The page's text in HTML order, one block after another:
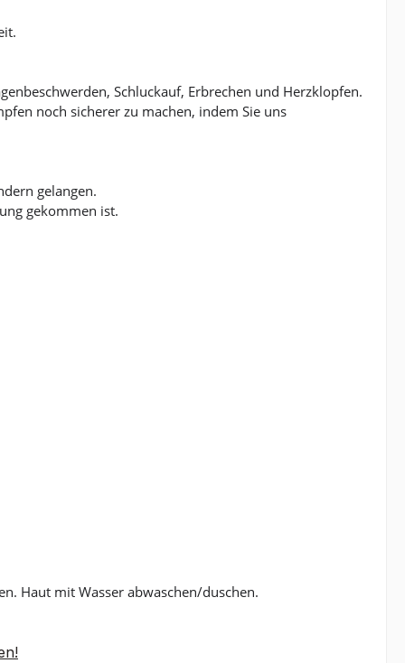
Schluckauf, Erbrechen und Herzklopfen.
noch sicherer zu machen, indem Sie uns
gelangen.
gekommen ist.
Haut mit Wasser abwaschen/duschen.